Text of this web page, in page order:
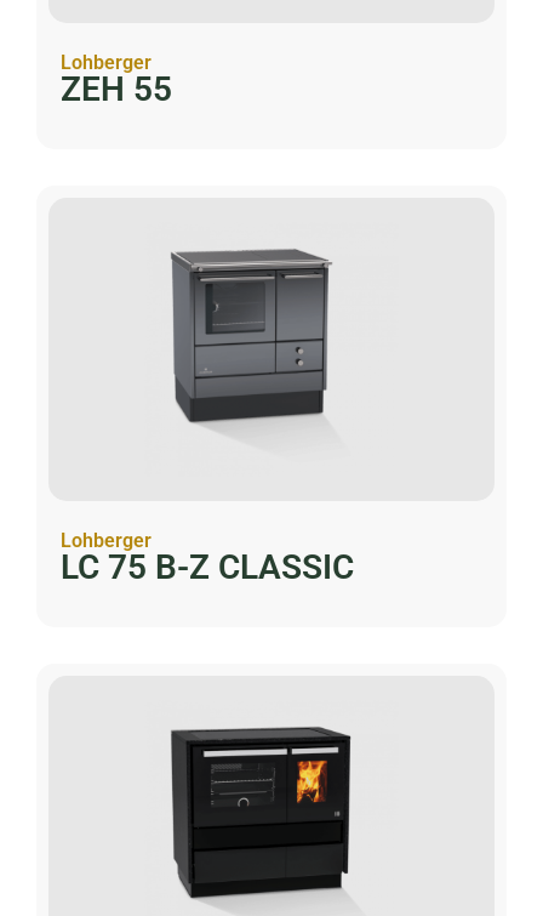
Lohberger
ZEH 55
Lohberger
LC 75 B-Z CLASSIC